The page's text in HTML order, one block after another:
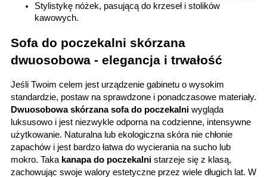
Stylistykę nóżek, pasującą do krzeseł i stolików
kawowych.
Sofa do poczekalni skórzana
dwuosobowa - elegancja i trwałość
Jeśli Twoim celem jest urządzenie gabinetu o wysokim
Dwuosobowa skórzana sofa do poczekalni wygląda
luksusowo i jest niezwykle odporna na codzienne, intensywne
użytkowanie. Naturalna lub ekologiczna skóra nie chłonie
zapachów i jest bardzo łatwa do wycierania na sucho lub
mokro. Taka kanapa do poczekalni starzeje się z klasą,
zachowując swoje walory estetyczne przez wiele długich lat. W